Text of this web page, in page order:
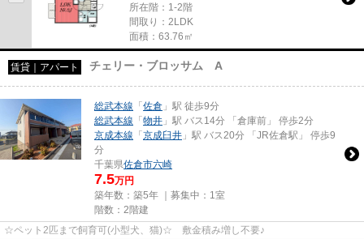
所在階：1-2階
間取り：2LDK
面積：63.76㎡
賃貸｜アパート チェリー・ブロッサム A
総武本線 「佐倉 」駅 徒歩9分
総武本線 「物井 」駅 バス14分 「倉庫前」 停歩2分
京成本線 「京成臼井 」駅 バス20分 「JR佐倉駅」 停歩9
分
千葉県佐倉市六崎
7.5万円
築年数：築5年 ｜募集中： 1室
階数：2階建
☆ペット2匹まで飼育可(小型犬、猫)☆ 敷金積み増し不要♪